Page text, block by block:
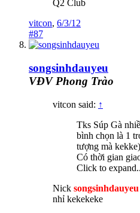
Q2 Club
vitcon, 6/3/12
#87
songsinhdauyeu
VĐV Phong Trào
vitcon said: ↑
Tks Súp Gà
bình chọn là 1
tượng mà
Có thời gian
Click to
Nick songsinhdauyeu
nhỉ kekekeke